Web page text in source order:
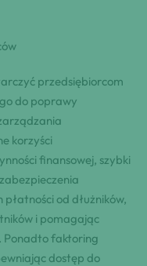
przedsiębiorcom
do poprawy
korzyści
finansowej, szybki
od dłużników,
i pomagając
Ponadto faktoring
dostęp do